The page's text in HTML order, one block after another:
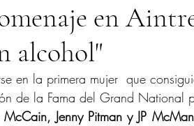
en
alcohol"
en la primera mujer  que
de la Fama del Grand National
Jenny Pitman y JP